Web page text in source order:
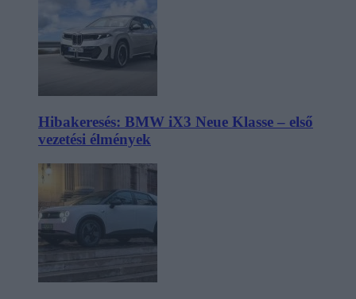
Hibakeresés: BMW iX3 Neue Klasse – első
vezetési élmények